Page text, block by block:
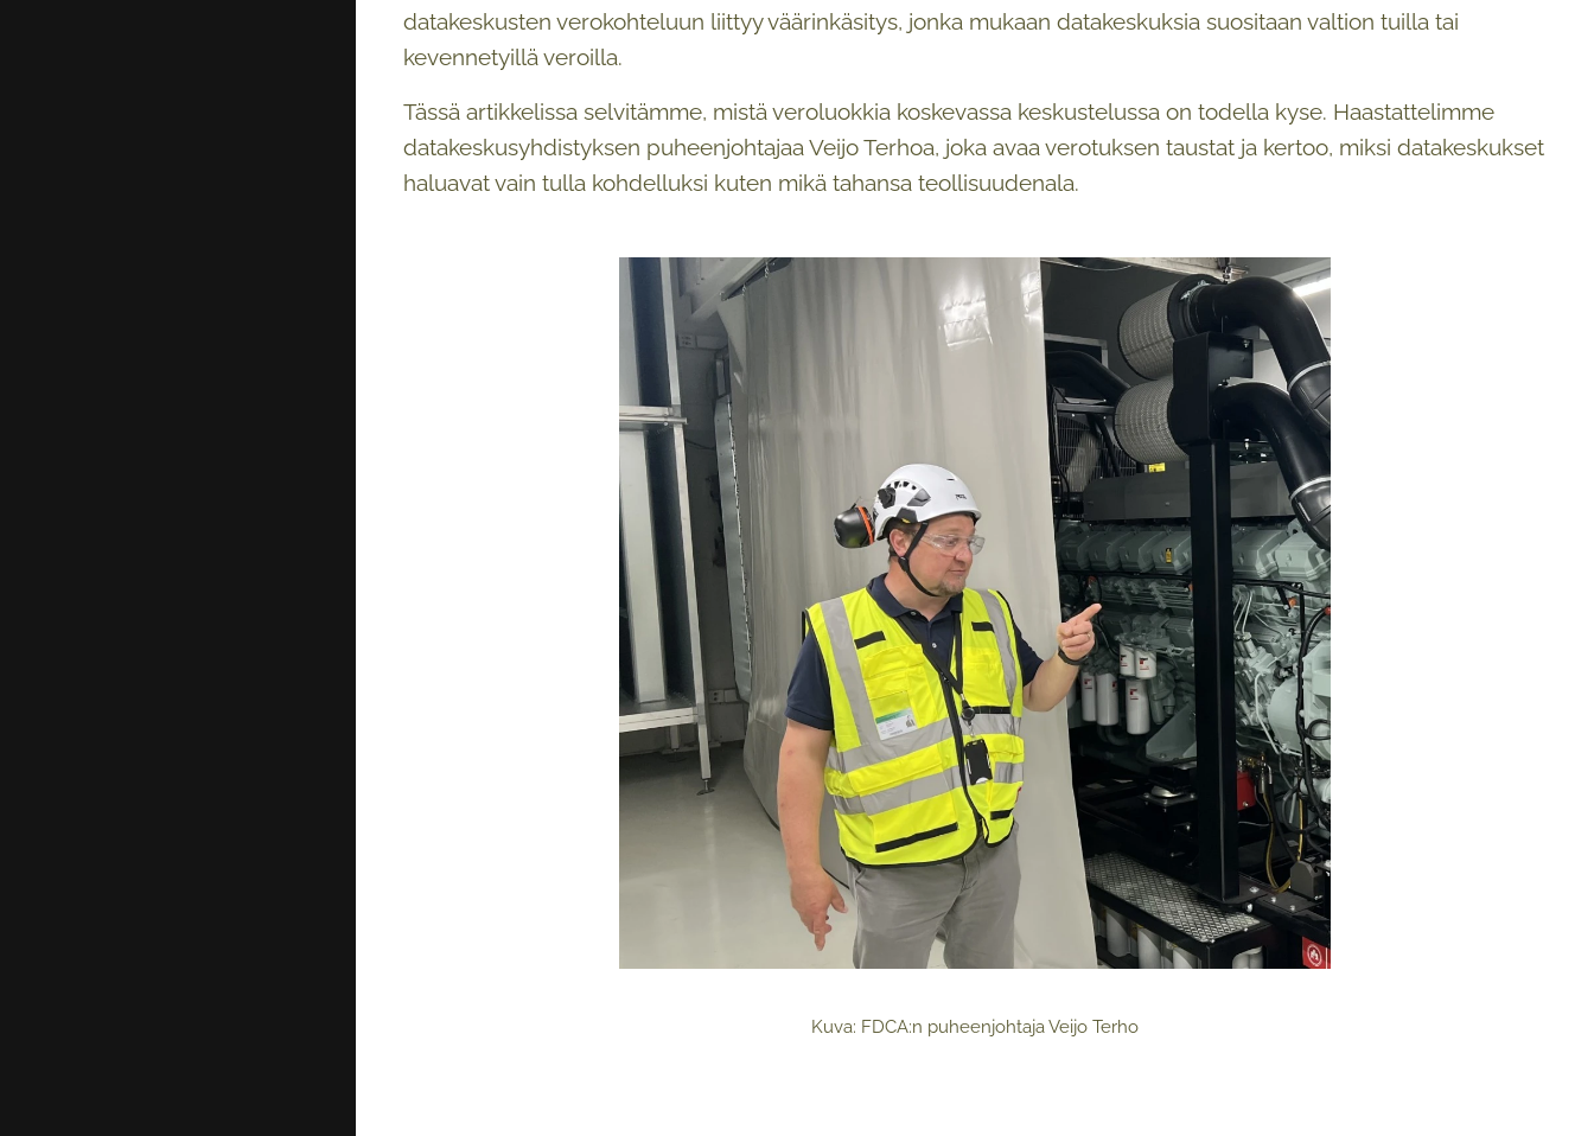
datakeskusten verokohteluun liittyy väärinkäsitys, jonka mukaan datakeskuksia suositaan valtion tuilla tai
kevennetyillä veroilla.
Tässä artikkelissa selvitämme, mistä veroluokkia koskevassa keskustelussa on todella kyse. Haastattelimme
datakeskusyhdistyksen puheenjohtajaa Veijo Terhoa, joka avaa verotuksen taustat ja kertoo, miksi datakeskukset
haluavat vain tulla kohdelluksi kuten mikä tahansa teollisuudenala.
Kuva: FDCA:n puheenjohtaja Veijo Terho